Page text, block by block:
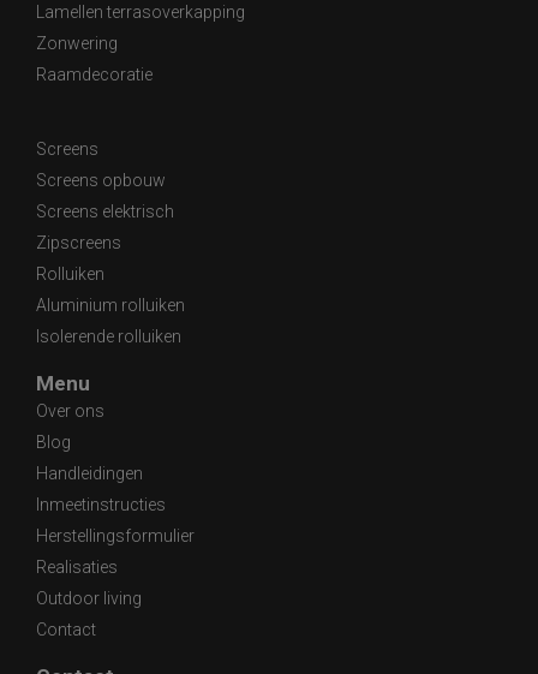
Lamellen terrasoverkapping
Zonwering
Raamdecoratie
Screens
Screens opbouw
Screens elektrisch
Zipscreens
Rolluiken
Aluminium rolluiken
Isolerende rolluiken
Menu
Over ons
Blog
Handleidingen
Inmeetinstructies
Herstellingsformulier
Realisaties
Outdoor living
Contact